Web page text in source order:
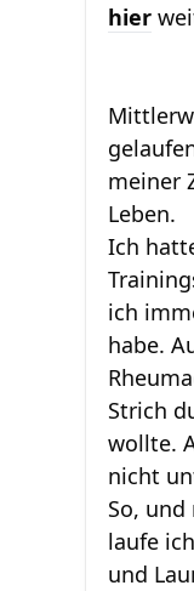
hier
meiner
Leben.
Ich
ich
habe.
Strich
wollte.
nicht
So,
laufe
und